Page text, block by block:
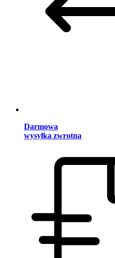
Darmowa
wysyłka zwrotna